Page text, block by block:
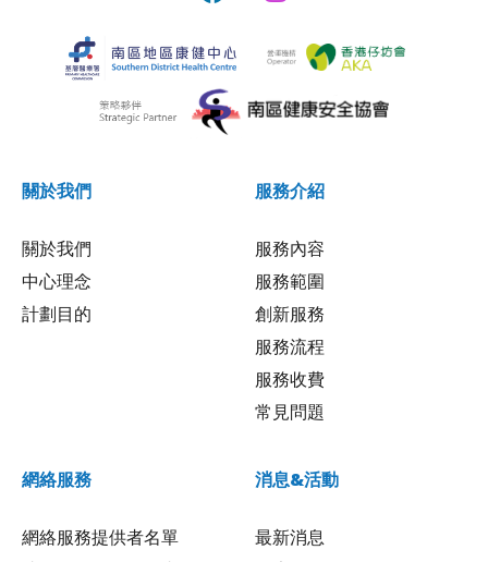
關於我們
關於我們
中心理念
計劃目的
服務介紹
服務內容
服務範圍
創新服務
服務流程
服務收費
常見問題
網絡服務
網絡服務提供者名單
消息&活動
最新消息